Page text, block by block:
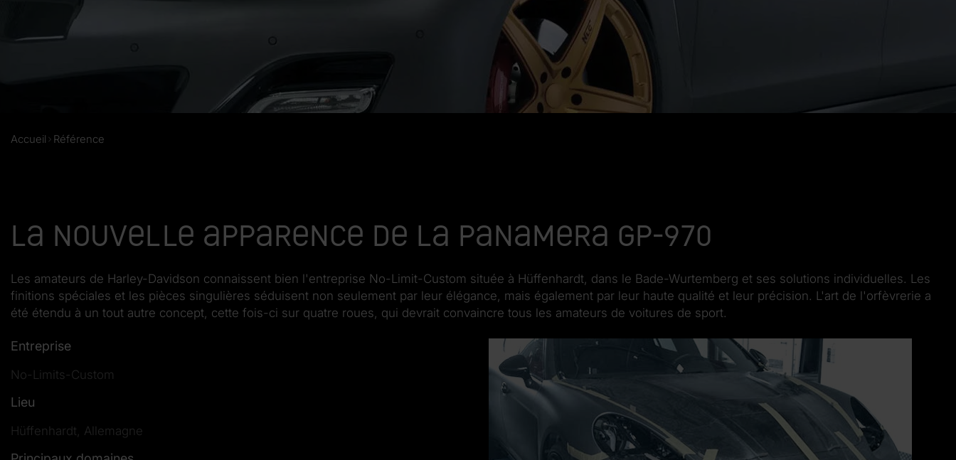
Accueil Référence
La nouvelle apparence de la Panamera GP-970
Les amateurs de Harley-Davidson connaissent bien l'entreprise No-Limit-Custom située à Hüffenhardt, dans le Bade-Wurtemberg et ses solutions individuelles. Les
finitions spéciales et les pièces singulières séduisent non seulement par leur élégance, mais également par leur haute qualité et leur précision. L'art de l'orfèvrerie a
été étendu à un tout autre concept, cette fois-ci sur quatre roues, qui devrait convaincre tous les amateurs de voitures de sport.
Entreprise
No-Limits-Custom
Lieu
Hüffenhardt, Allemagne